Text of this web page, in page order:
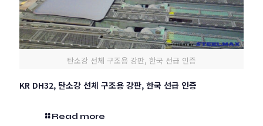
탄소강 선체 구조용 강판, 한국 선급 인증
KR DH32, 탄소강 선체 구조용 강판, 한국 선급 인증
Read more